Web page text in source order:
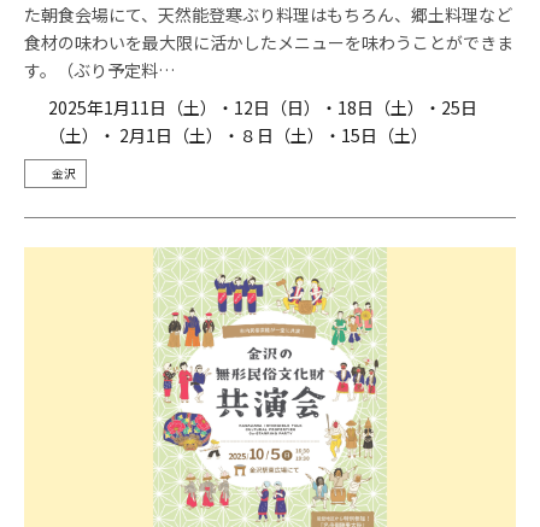
た朝食会場にて、天然能登寒ぶり料理はもちろん、郷土料理など
食材の味わいを最大限に活かしたメニューを味わうことができま
す。（ぶり予定料…
2025年1月11日（土）・12日（日）・18日（土）・25日
（土）・ 2月1日（土）・８日（土）・15日（土）
金沢